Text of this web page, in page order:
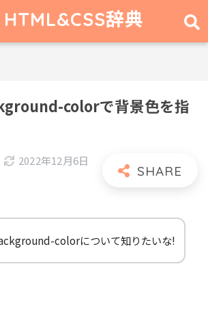
HTML&CSS辞典
colorで背景色を指
2022年12月6日
colorについて知りたいな!